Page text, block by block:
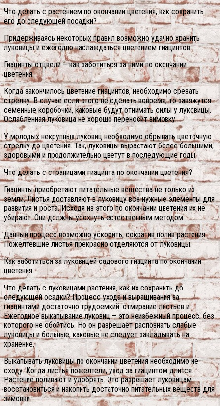
Что делать с растением по окончании цветения, как сохранить
его до следующей посадки?
Придерживаясь некоторых правил возможно удачно хранить
луковицы и ежегодно наслаждаться цветением гиацинтов.
Гиацинты отцвели – как заботиться за ними по окончании
цветения
Когда закончилось цветение гиацинтов, необходимо срезать
стрелку. В случае если этого не сделать вовремя, то завяжутся
семенные коробочки, каковые будут отнимать силы у луковицы.
Ослабленная луковица не хорошо переносит зимовку.
У молодых некрупных луковиц необходимо обрывать цветочную
стрелку до цветения. Так, луковицы вырастают более большими,
здоровыми и продолжительно цветут в последующие годы.
Что делать с страницами гиацинта по окончании цветения?
Гиацинты приобретают питательные вещества не только из
земли. Листья доставляют в луковицу все нужные элементы для
развития и роста. Исходя из этого по окончании цветения их не
убирают. Они должны усохнуть естественным методом.
Данный процесс возможно ускорить, сократив полив растения.
Пожелтевшие листья прекрасно отделяются от луковицы.
Как заботиться за луковицей садового гиацинта по окончании
цветения
Что делать с луковицами растения, как их сохранить до
следующей осадки? Процесс ухода и выращивания за
гиацинтами достаточно трудоемкий. отмирание листьев и
Ежегодное выкапывание луковиц – это неизбежный процесс, без
которого не обойтись. Но он разрешает распознать слабые
луковицы и больные, каковые не следует закладывать на
хранение.
Выкапывать луковицы по окончании цветения необходимо не
сходу. Когда листья пожелтели, уход за гиацинтом длится.
Растение поливают и удобрять. Это разрешает луковицам
восстановиться и накопить достаточно питательных веществ для
зимовки.